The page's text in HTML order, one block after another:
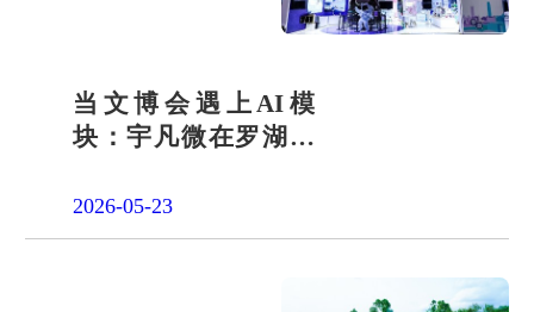
当文博会遇上AI模
块：宇凡微在罗湖展
答卷
2026-05-23